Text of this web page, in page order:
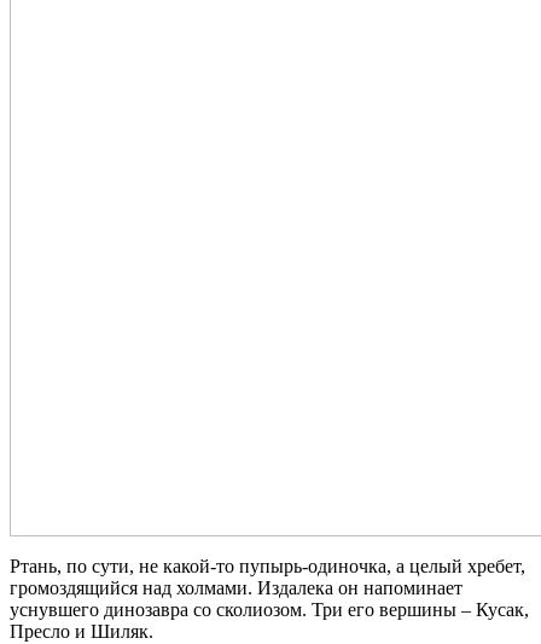
Ртань, по сути, не какой-то пупырь-одиночка, а целый хребет,
громоздящийся над холмами. Издалека он напоминает
уснувшего динозавра со сколиозом. Три его вершины – Кусак,
Пресло и Шиляк.